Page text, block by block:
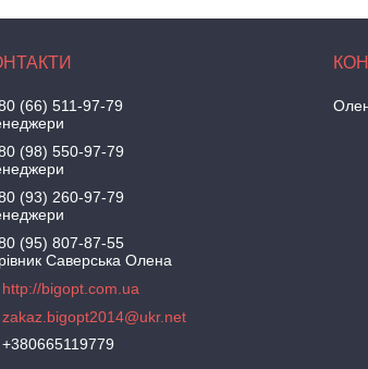
(66) 511-97-79
(98) 550-97-79
(93) 260-97-79
(95) 807-87-55
Саверська Олена
http://bigopt.com.ua
zakaz.bigopt2014@ukr.net
+380665119779